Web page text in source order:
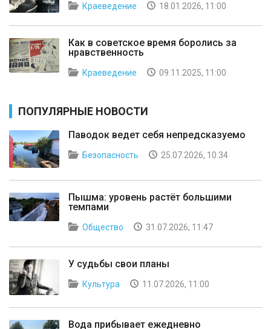
Краеведение 18.01.2026, 11:00
Как в советское время боролись за
нравственность
Краеведение 09.11.2025, 11:00
ПОПУЛЯРНЫЕ НОВОСТИ
Паводок ведет себя непредсказуемо
Безопасность 25.07.2026, 10:34
Пышма: уровень растёт большими
темпами
Общество 31.07.2026, 11:47
У судьбы свои планы
Культура 11.07.2026, 11:00
Вода прибывает ежедневно